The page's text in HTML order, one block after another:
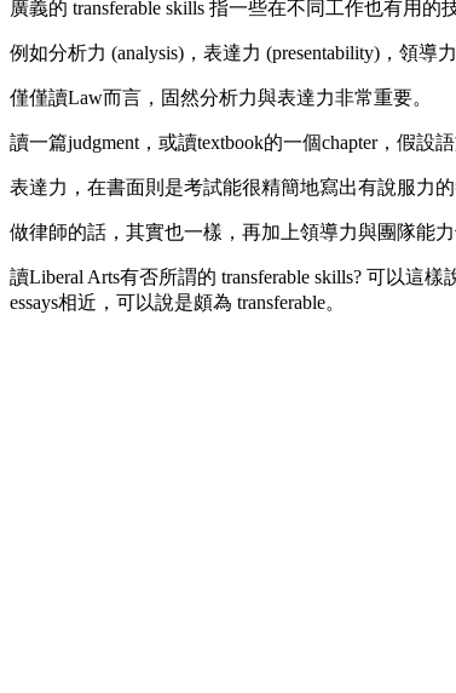
廣義的 transferable skills 指一些在不同工作也有用的
例如分析力 (analysis)，表達力 (presentability)，領導
僅僅讀Law而言，固然分析力與表達力非常重要。
讀一篇judgment，或讀textbook的一個chapter，假
表達力，在書面則是考試能很精簡地寫出有說服力
做律師的話，其實也一樣，再加上領導力與團隊能力
讀Liberal Arts有否所謂的 transferable skills? 可以這
essays相近，可以說是頗為 transferable。